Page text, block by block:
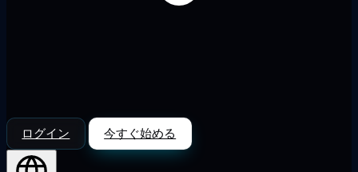
ログイン 今すぐ始める